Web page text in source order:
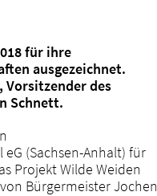
für ihre
ausgezeichnet.
Vorsitzender des
Schnett.
(Sachsen-Anhalt) für
Projekt Wilde Weiden
Bürgermeister Jochen